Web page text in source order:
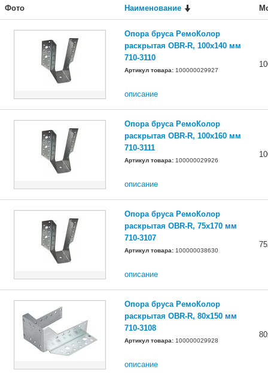
Фото Наименование
Опора бруса РемоКолор
раскрытая OBR-R, 100x140 мм
710-3110
Артикул товара: 100000029927
описание
Опора бруса РемоКолор
раскрытая OBR-R, 100x160 мм
710-3111
Артикул товара: 100000029926
описание
Опора бруса РемоКолор
раскрытая OBR-R, 75x170 мм
710-3107
Артикул товара: 100000038630
описание
Опора бруса РемоКолор
раскрытая OBR-R, 80x150 мм
710-3108
Артикул товара: 100000029928
описание